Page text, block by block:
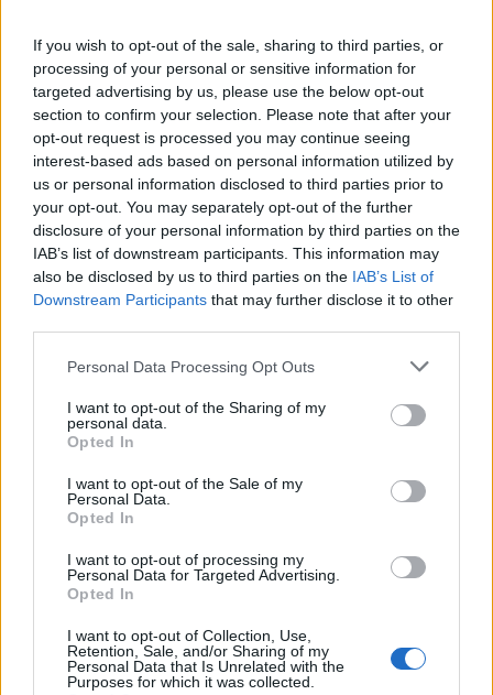
If you wish to opt-out of the sale, sharing to third parties, or
processing of your personal or sensitive information for
targeted advertising by us, please use the below opt-out
section to confirm your selection. Please note that after your
opt-out request is processed you may continue seeing
interest-based ads based on personal information utilized by
us or personal information disclosed to third parties prior to
your opt-out. You may separately opt-out of the further
disclosure of your personal information by third parties on the
IAB’s list of downstream participants. This information may
also be disclosed by us to third parties on the IAB’s List of
Downstream Participants that may further disclose it to other
Please note that this website/app uses one or more Google
not limited to your visit or usage behaviour. You may click to
grant or deny consent to Google and its third-party tags to
use your data for below specified purposes in below Google
consent section.
Personal Data Processing Opt Outs
I want to opt-out of the Sharing of my
personal data.
Opted In
I want to opt-out of the Sale of my
Personal Data.
Opted In
I want to opt-out of processing my
Personal Data for Targeted Advertising.
Opted In
I want to opt-out of Collection, Use,
Retention, Sale, and/or Sharing of my
Personal Data that Is Unrelated with the
Purposes for which it was collected.
Lasciare asciugare all'aria per garantire un'azione
disinfettante completa.
Argomenti
cute cute
clorossidante elettrolitico
disinfettante cute integra
clorossidante
disinfezione pelle
antibatterico
antimicrobico
igiene sicura
disinfettante professionale
protezione pelle
Potrebbero piacerti anche